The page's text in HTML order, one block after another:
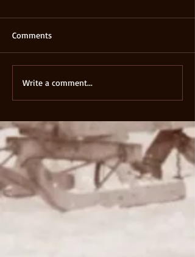
Comments
Write a comment...